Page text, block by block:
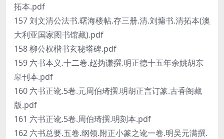
拓本.pdf
157 刘文清公法书.曙海楼帖.存三册.清.刘墉书.清拓本(澳
大利亚国家图书馆藏).pdf
158 柳公权楷书玄秘塔碑.pdf
159 六书本义.十二卷.赵㧑谦撰.明正德十五年余姚胡东
皋刊本.pdf
160 六书正讹.5卷.元周伯琦撰.明胡正言订篆.古香阁藏
版.pdf
161 六书正讹.5卷.周伯琦撰.明刻本.pdf
162 六书总要.五卷.纲领.附正小篆之讹一卷.明吴元满撰.